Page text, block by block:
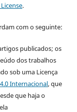
.
com o seguinte:
publicados; os
dos trabalhos
sob uma Licença
Internacional, que
que haja o